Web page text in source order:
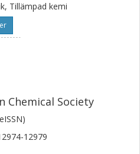
Tillämpad kemi
Chemical Society
12979